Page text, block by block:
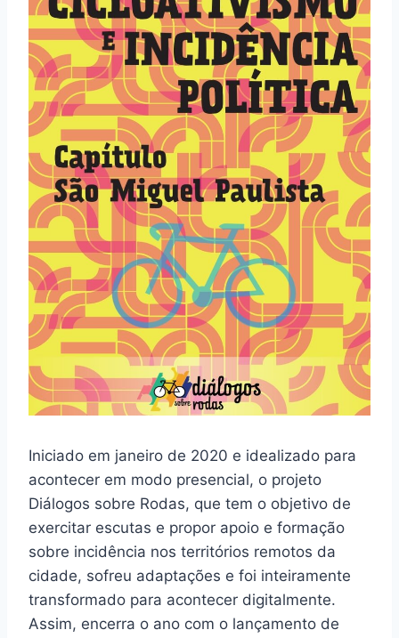
Iniciado em janeiro de 2020 e idealizado para
acontecer em modo presencial, o projeto
Diálogos sobre Rodas, que tem o objetivo de
exercitar escutas e propor apoio e formação
sobre incidência nos territórios remotos da
cidade, sofreu adaptações e foi inteiramente
transformado para acontecer digitalmente.
Assim, encerra o ano com o lançamento de